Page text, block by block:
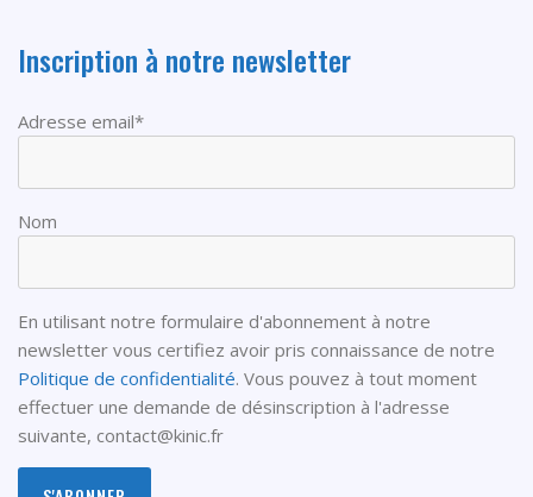
Inscription à notre newsletter
Adresse email*
Nom
En utilisant notre formulaire d'abonnement à notre
newsletter vous certifiez avoir pris connaissance de notre
Politique de confidentialité. Vous pouvez à tout moment
effectuer une demande de désinscription à l'adresse
suivante, contact@kinic.fr